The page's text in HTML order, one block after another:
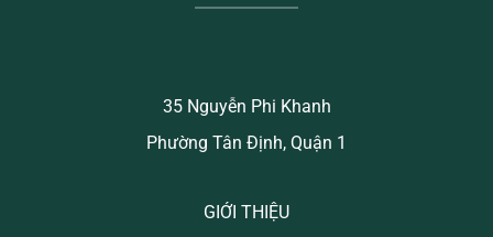
35 Nguyễn Phi Khanh
Phường Tân Định, Quận 1
GIỚI THIỆU